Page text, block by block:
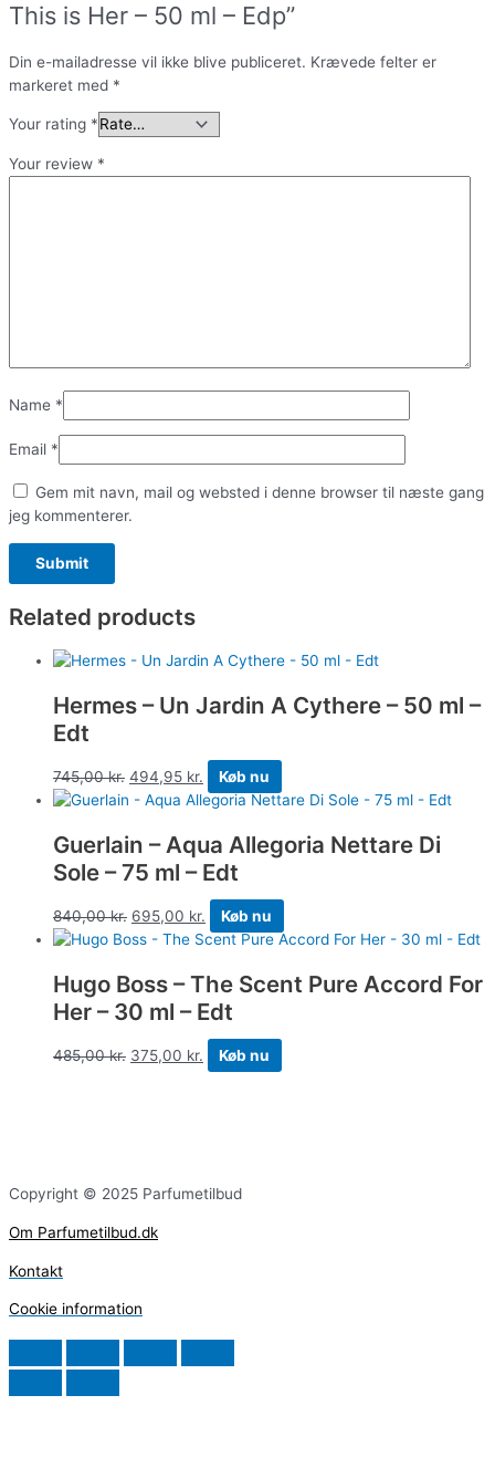
This is Her – 50 ml – Edp”
Din e-mailadresse vil ikke blive publiceret. Krævede felter er
markeret med *
Your rating *
Your review *
Name *
Email *
Gem mit navn, mail og websted i denne browser til næste gang
jeg kommenterer.
Related products
Hermes – Un Jardin A Cythere – 50 ml –
Edt
745,00kr. 494,95 kr. Køb nu
Guerlain – Aqua Allegoria Nettare Di
Sole – 75 ml – Edt
840,00kr. 695,00 kr. Køb nu
Hugo Boss – The Scent Pure Accord For
Her – 30 ml – Edt
485,00kr. 375,00 kr. Køb nu
Copyright © 2025 Parfumetilbud
Om Parfumetilbud.dk
Kontakt
Cookie information